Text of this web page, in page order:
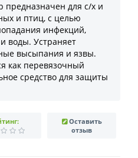
предназначен для с/х и
и птиц, с целью
инфекций,
воды. Устраняет
высыпания и язвы.
как перевязочный
средство для защиты
Оставить
отзыв